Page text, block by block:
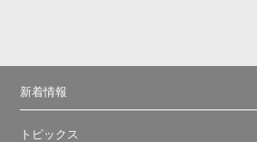
新着情報
トピックス